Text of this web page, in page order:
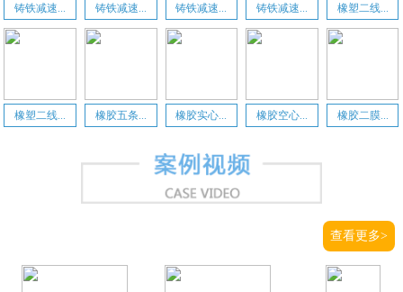
铸铁减速... 铸铁减速... 铸铁减速... 铸铁减速... 橡塑二线...
橡塑二线... 橡胶五条... 橡胶实心... 橡胶空心... 橡胶二膜...
查看更多>